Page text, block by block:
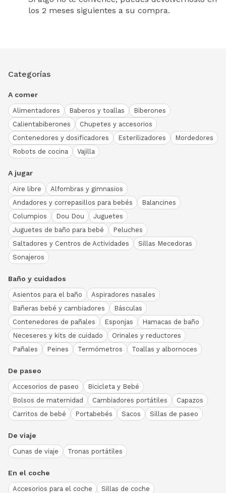
los 2 meses siguientes a su compra.
Categorías
A comer
Alimentadores Baberos y toallas
Biberones
Calientabiberones
Chupetes y accesorios
Contenedores y dosificadores
Esterilizadores
Mordedores
Robots de cocina
Vajilla
A jugar
Aire libre
Alfombras y gimnasios
Andadores y correpasillos para bebés
Balancines
Columpios
Dou Dou
Juguetes
Juguetes de baño para bebé
Peluches
Saltadores y Centros de Actividades
Sillas Mecedoras
Sonajeros
Baño y cuidados
Asientos para el baño
Aspiradores nasales
Bañeras bebé y cambiadores
Básculas
Contenedores de pañales
Esponjas
Hamacas de baño
Neceseres y kits de cuidado
Orinales y reductores
Pañales
Peines Termómetros Toallas y albornoces
De paseo
Accesorios de paseo
Bicicleta y Bebé
Bolsos de maternidad
Cambiadores portátiles
Capazos
Carritos de bebé
Portabebés Sacos Sillas de paseo
De viaje
Cunas de viaje Tronas portátiles
En el coche
Accesorios para el coche Sillas de coche